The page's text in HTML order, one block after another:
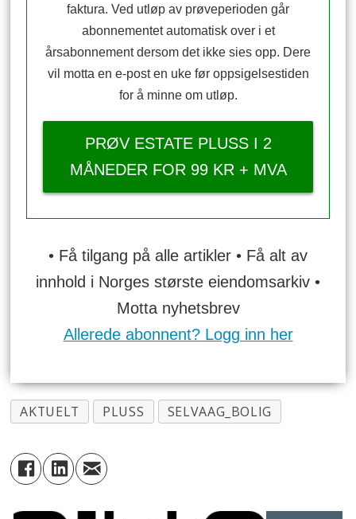
faktura. Ved utløp av prøveperioden går
abonnementet automatisk over i et
årsabonnement dersom det ikke sies opp. Dere
vil motta en e-post en uke før oppsigelsestiden
for å minne om utløp.
PRØV ESTATE PLUSS I 2
MÅNEDER FOR 99 KR + MVA
• Få tilgang på alle artikler • Få alt av
innhold i Norges største eiendomsarkiv •
Motta nyhetsbrev
Allerede abonnent? Logg inn her
AKTUELT PLUSS SELVAAG_BOLIG